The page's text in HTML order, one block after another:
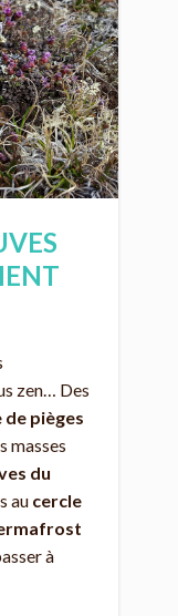
zen… Des
de pièges
masses
du
au cercle
à